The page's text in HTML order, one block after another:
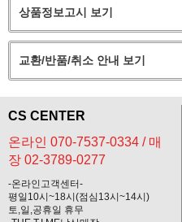
상품정보고시 보기
교환/반품/취소 안내 보기
CS CENTER
온라인 070-7537-0334 / 매
장 02-3789-0277
-온라인고객센터-
평일10시~18시(점심13시~14시)
토,일,공휴일 휴무